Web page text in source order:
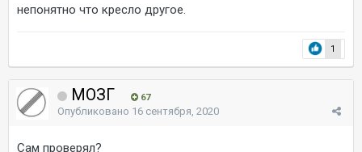
непонятно что кресло другое.
1
МОЗГ 67
Опубликовано 16 сентября, 2020
Сам проверял?